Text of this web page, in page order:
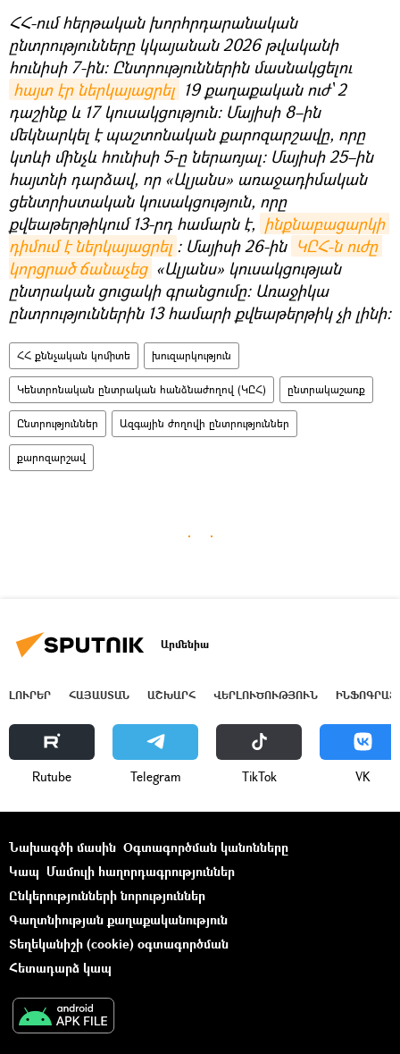
ՀՀ-ում հերթական խորհրդարանական
ընտրությունները կկայանան 2026 թվականի
հունիսի 7-ին։ Ընտրություններին մասնակցելու
հայտ էր ներկայացրել 19 քաղաքական ուժ՝ 2
դաշինք և 17 կուսակցություն։ Մայիսի 8–ին
մեկնարկել է պաշտոնական քարոզարշավը, որը
կտևի մինչև հունիսի 5-ը ներառյալ։ Մայիսի 25–ին
հայտնի դարձավ, որ «Ալյանս» առաջադիմական
ցենտրիստական կուսակցություն, որը
քվեաթերթիկում 13-րդ համարն է, ինքնաբացարկի
դիմում է ներկայացրել ։ Մայիսի 26-ին ԿԸՀ-ն ուժը
կորցրած ճանաչեց «Ալյանս» կուսակցության
ընտրական ցուցակի գրանցումը։ Առաջիկա
ընտրություններին 13 համարի քվեաթերթիկ չի լինի։
ՀՀ քննչական կոմիտե խուզարկություն
Կենտրոնական ընտրական հանձնաժողով (ԿԸՀ) ընտրակաշառք
Ընտրություններ Ազգային ժողովի ընտրություններ
քարոզարշավ
Արմենիա
ԼՈՒՐԵՐ ՀԱՅԱՍՏԱՆ ԱՇԽԱՐՀ ՎԵՐԼՈՒԾՈՒԹՅՈՒՆ
Rutube Telegram ТikТоk VK
Նախագծի մասին Օգտագործման կանոնները
Կապ Մամուլի հաղորդագրություններ
Ընկերությունների նորություններ
Գաղտնիության քաղաքականություն
Տեղեկանիշի (cookie) օգտագործման
Հետադարձ կապ